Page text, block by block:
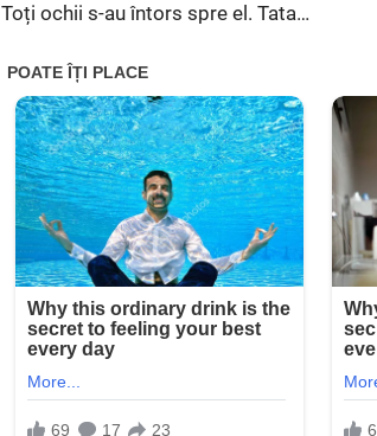
Toți ochii s-au întors spre el. Tata…